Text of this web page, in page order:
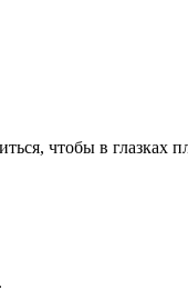
чтобы в глазках